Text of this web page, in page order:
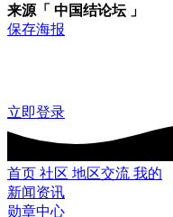
来源「 中国结论坛 」
保存海报
立即登录
首页 社区 地区交流 我的
新闻资讯
勋章中心